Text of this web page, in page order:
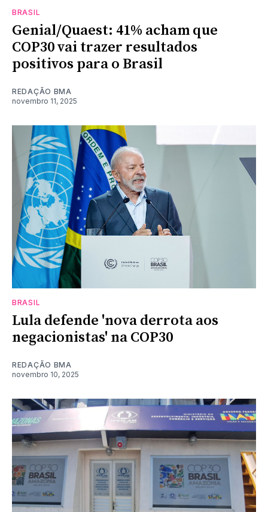
BRASIL
Genial/Quaest: 41% acham que
COP30 vai trazer resultados
positivos para o Brasil
REDAÇÃO BMA
novembro 11, 2025
BRASIL
Lula defende 'nova derrota aos
negacionistas' na COP30
REDAÇÃO BMA
novembro 10, 2025